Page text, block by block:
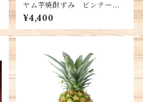
ヤム芋焼酎ずみ ビンテージ
タイプ（容量：７２０ｍｌ）
¥4,400